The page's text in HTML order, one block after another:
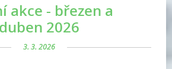
akce - březen a
duben 2026
3. 3. 2026